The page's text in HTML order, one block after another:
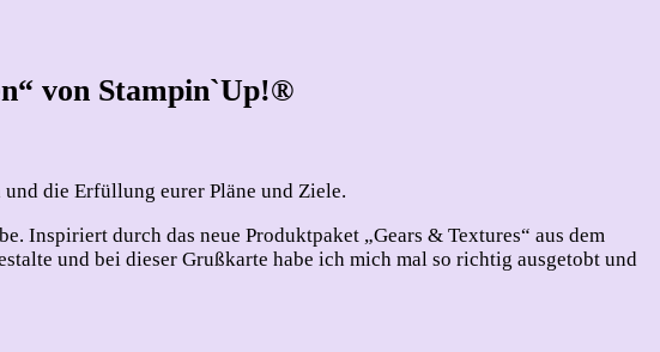
von Stampin`Up!®
die Erfüllung eurer Pläne und Ziele.
Inspiriert durch das neue Produktpaket „Gears & Textures“ aus dem
und bei dieser Grußkarte habe ich mich mal so richtig ausgetobt und